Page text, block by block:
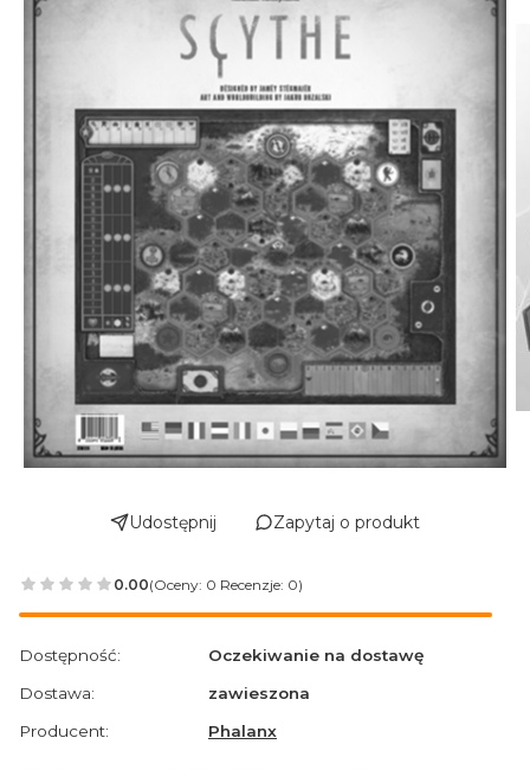
Udostępnij Zapytaj o produkt
0.00(Oceny: 0 Recenzje: 0)
Przejdź do sekcji Opinie
Dostępność:
Oczekiwanie na dostawę
Dostawa:
zawieszona
Producent:
Phalanx